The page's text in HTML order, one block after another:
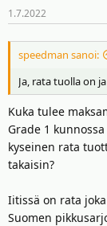
1.7.2022
speedman sanoi:
Ja, rata tuolla on
Kuka tulee
Grade 1
kyseinen rata
takaisin?
Iitissä on rata
Suomen